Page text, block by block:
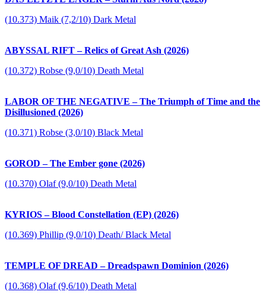
(10.373) Maik (7,2/10) Dark Metal
ABYSSAL RIFT – Relics of Great Ash (2026)
(10.372) Robse (9,0/10) Death Metal
LABOR OF THE NEGATIVE – The Triumph of Time and the
Disillusioned (2026)
(10.371) Robse (3,0/10) Black Metal
GOROD – The Ember gone (2026)
(10.370) Olaf (9,0/10) Death Metal
KYRIOS – Blood Constellation (EP) (2026)
(10.369) Phillip (9,0/10) Death/ Black Metal
TEMPLE OF DREAD – Dreadspawn Dominion (2026)
(10.368) Olaf (9,6/10) Death Metal